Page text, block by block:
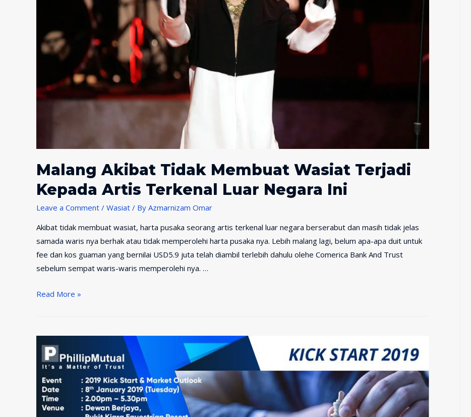
Malang Akibat Tidak Membuat Wasiat Terjadi
Kepada Artis Terkenal Luar Negara Ini
Leave a Comment / Wasiat / By Azmarnizam Omar
Akibat tidak membuat wasiat, harta pusaka seorang artis terkenal luar negara berserabut dan masih tidak jelas
samada waris nya berhak atau tidak memperolehi harta pusaka nya. Lebih malang lagi, belum apa-apa duit untuk
fee dan kos guaman yang bernilai USD5.9 juta telah diambil terlebih dahulu olehe Comerica Bank And Trust
sebelum sempat waris-waris memperolehi nya. …
Malang
Membuat
Wasiat
Terjadi
Kepada
Artis
Terkenal
Read More »